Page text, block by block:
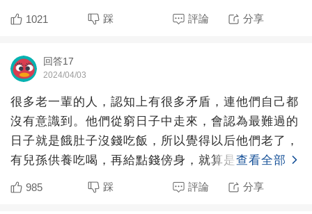
把孝心都揮霍一空
1021 踩 評論 分享
回答17
2024/04/03
很多老一輩的人，認知上有很多矛盾，連他們自己都
沒有意識到。他們從窮日子中走來，會認為最難過的
日子就是餓肚子沒錢吃飯，所以覺得以后他們老了，
有兒孫供養吃喝，再給點錢傍身，就算是養老了。而
且還覺得，自己吃
查看全部
985 踩 評論 分享